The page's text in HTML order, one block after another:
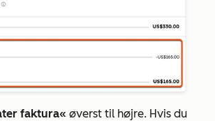
faktura« øverst til højre. Hvis du